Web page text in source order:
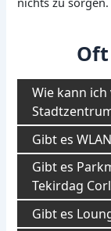
Wie kann
Gibt es
Gibt es
Tekirdag
Gibt es